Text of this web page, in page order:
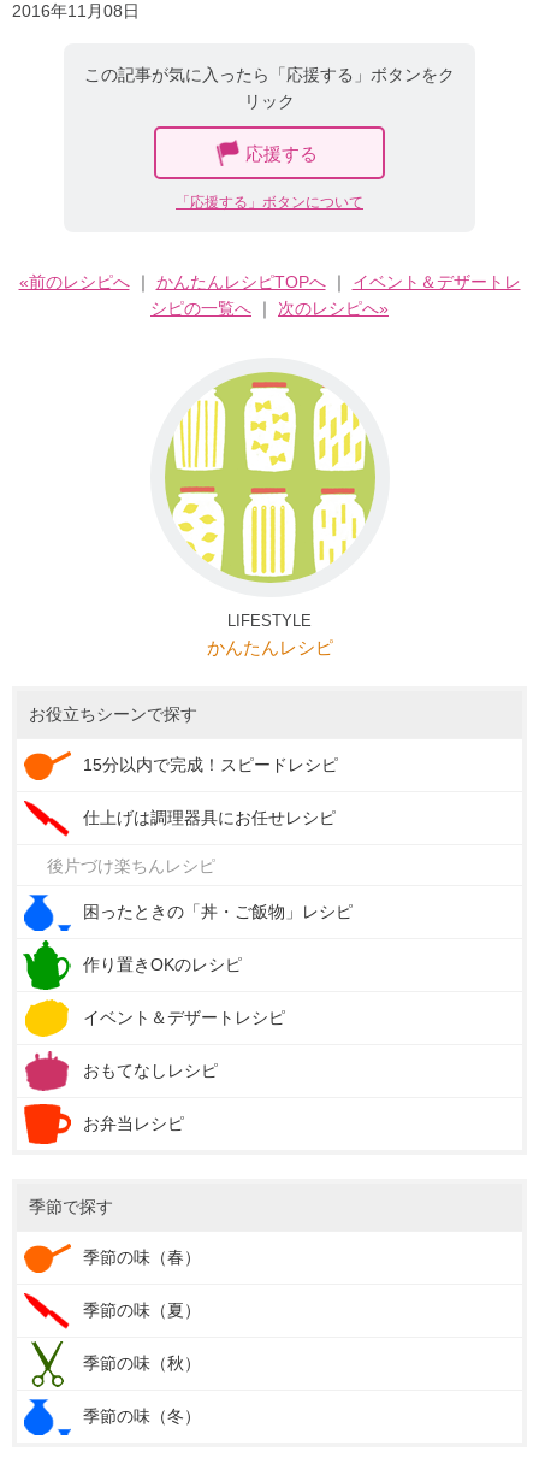
2016年11月08日
この記事が気に入ったら「応援する」ボタンをク
リック
応援する
「応援する」ボタンについて
«前のレシピへ｜ かんたんレシピTOPへ｜ イベント＆デザートレ
シピの一覧へ ｜ 次のレシピへ»
LIFESTYLE
かんたんレシピ
お役立ちシーンで探す
15分以内で完成！スピードレシピ
仕上げは調理器具にお任せレシピ
後片づけ楽ちんレシピ
困ったときの「丼・ご飯物」レシピ
作り置きOKのレシピ
イベント＆デザートレシピ
おもてなしレシピ
お弁当レシピ
季節で探す
季節の味（春）
季節の味（夏）
季節の味（秋）
季節の味（冬）